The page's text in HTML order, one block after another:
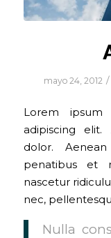
mayo 24, 2012 /
Lorem
adipiscing
dolor.
penatibus et
nascetur
nec,
Nulla